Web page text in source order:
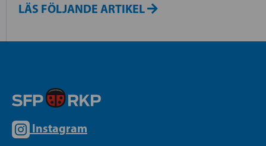
LÄS FÖLJANDE ARTIKEL
Instagram